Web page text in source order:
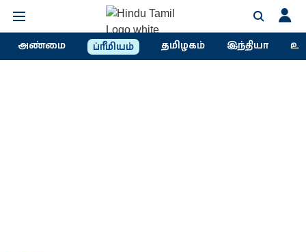
அண்மை ப்ரீமியம் தமிழகம் இந்தியா